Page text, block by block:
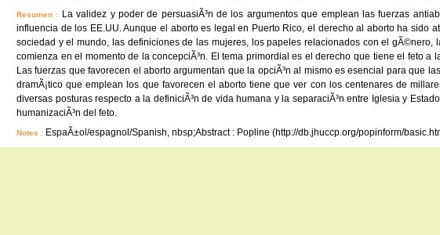
Resumen :
La validez y poder de persuasiÃ³n de los argumentos que emplean las fuerzas
influencia de los EE.UU. Aunque el aborto es legal en Puerto Rico, el derecho al aborto ha sido
sociedad y el mundo, las definiciones de las mujeres, los papeles relacionados con el
comienza en el momento de la concepciÃ³n. El tema primordial es el derecho que tiene el feto
Las fuerzas que favorecen el aborto argumentan que la opciÃ³n al mismo es esencial para que
dramÃ¡tico que emplean los que favorecen el aborto tiene que ver con los centenares de
diversas posturas respecto a la definiciÃ³n de vida humana y la separaciÃ³n entre Iglesia y
humanizaciÃ³n del feto.
Notes : EspaÃ±ol/espagnol/Spanish, nbsp;Abstract : Popline (http://db.jhuccp.org/popinform/